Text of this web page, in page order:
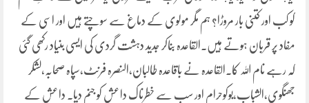
کو کب اور کتنی بار مروڑا؟ ہم مگر مولوی کے دماغ سے سوچتے ہیں اور اسی کے
مفاد پر قربان ہوتے ہیں۔القاعدہ بناکر جدید دہشت گردی کی ایسی بنیاد رکھی گئی
کہ رہے نام اللہ کا۔القاعدہ نے باقاعدہ طالبان،النصرہ فرنٹ،سپاہ صحابہ،لشکر
جھنگوی،الشباب،بوکوحرام اور سب سے خطرناک داعش کو جنم دیا۔ داعش کے